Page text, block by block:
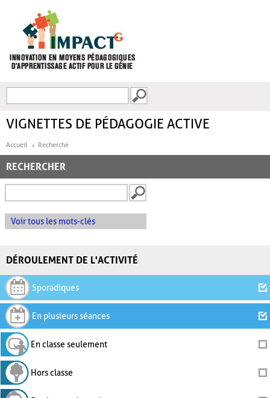
FORMULAIRE DE
VIGNETTES DE PÉDAGOGIE ACTIVE
Accueil Recherche
RECHERCHER
Voir tous les mots-clés
DÉROULEMENT DE L'ACTIVITÉ
Sporadiques
En plusieurs séances
En classe seulement
Hors classe